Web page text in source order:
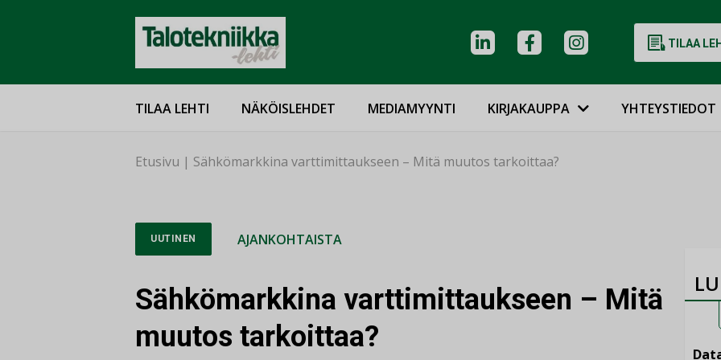
TILAA
TILAA LEHTI NÄKÖISLEHDET MEDIAMYYNTI KIRJAKAUPPA YHTEYSTIEDOT
Etusivu | Sähkömarkkina varttimittaukseen – Mitä muutos tarkoittaa?
UUTINEN AJANKOHTAISTA
Sähkömarkkina varttimittaukseen – Mitä
muutos tarkoittaa?